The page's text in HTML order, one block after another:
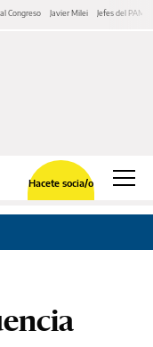
Congreso Javier Milei Jefes del PAMI
Hacete socia/o